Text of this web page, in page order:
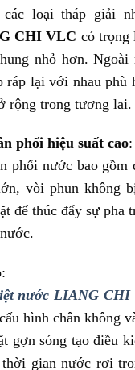
loại tháp giải
CHI VLC có trọng
nhỏ hơn. Ngoài
ráp lại với nhau phù
rộng trong tương lai.
phối hiệu suất cao:
phối nước bao gồm
vòi phun không
để thúc đẩy sự pha
:
nước LIANG CHI
hình chân không
gợn sóng tạo điều
gian nước rơi